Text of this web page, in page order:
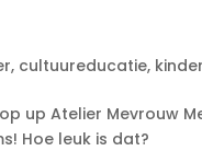
, cultuureducatie,
up Atelier Mevrouw
Hoe leuk is dat?